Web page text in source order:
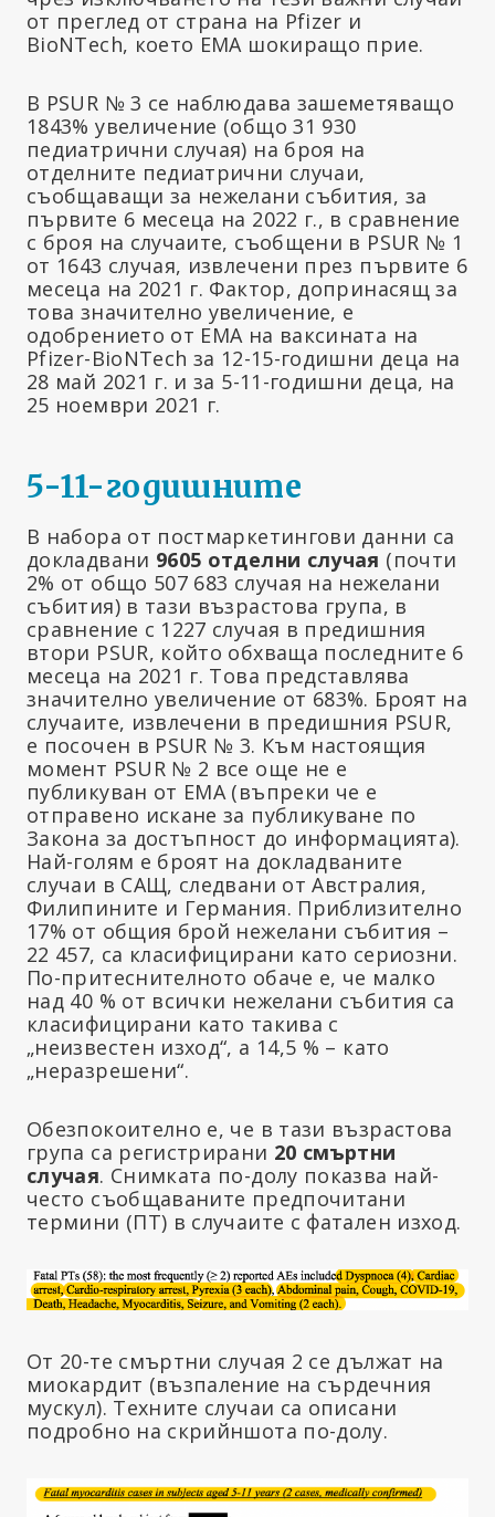
от преглед от страна на Pfizer и
BioNTech, което EMA шокиращо прие.
В PSUR № 3 се наблюдава зашеметяващо
1843% увеличение (общо 31 930
педиатрични случая) на броя на
отделните педиатрични случаи,
съобщаващи за нежелани събития, за
първите 6 месеца на 2022 г., в сравнение
с броя на случаите, съобщени в PSUR № 1
от 1643 случая, извлечени през първите 6
месеца на 2021 г. Фактор, допринасящ за
това значително увеличение, е
одобрението от ЕМА на ваксината на
Pfizer-BioNTech за 12-15-годишни деца на
28 май 2021 г. и за 5-11-годишни деца, на
25 ноември 2021 г.
5-11-годишните
В набора от постмаркетингови данни са
докладвани 9605 отделни случая (почти
2% от общо 507 683 случая на нежелани
събития) в тази възрастова група, в
сравнение с 1227 случая в предишния
втори PSUR, който обхваща последните 6
месеца на 2021 г. Това представлява
значително увеличение от 683%. Броят на
случаите, извлечени в предишния PSUR,
е посочен в PSUR № 3. Към настоящия
момент PSUR № 2 все още не е
публикуван от ЕМА (въпреки че е
отправено искане за публикуване по
Закона за достъпност до информацията).
Най-голям е броят на докладваните
случаи в САЩ, следвани от Австралия,
Филипините и Германия. Приблизително
17% от общия брой нежелани събития –
22 457, са класифицирани като сериозни.
По-притеснителното обаче е, че малко
над 40 % от всички нежелани събития са
класифицирани като такива с
„неизвестен изход“, а 14,5 % – като
„неразрешени“.
Обезпокоително е, че в тази възрастова
група са регистрирани 20 смъртни
случая. Снимката по-долу показва най-
често съобщаваните предпочитани
термини (ПТ) в случаите с фатален изход.
От 20-те смъртни случая 2 се дължат на
миокардит (възпаление на сърдечния
мускул). Техните случаи са описани
подробно на скрийншота по-долу.